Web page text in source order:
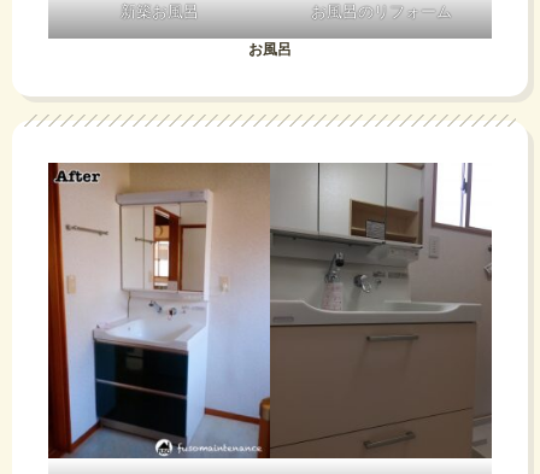
新築お風呂 お風呂のリフォーム
お風呂